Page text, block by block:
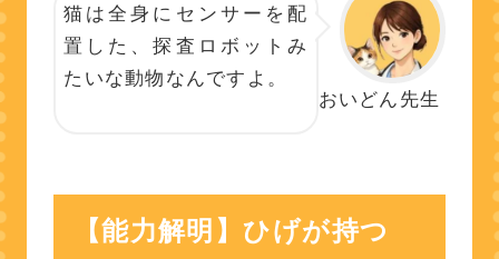
おいどん先生
猫は全身にセンサーを配
置した、探査ロボットみ
たいな動物なんですよ。
【能力解明】ひげが持つ